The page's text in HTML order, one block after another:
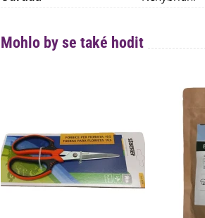
Mohlo by se také hodit